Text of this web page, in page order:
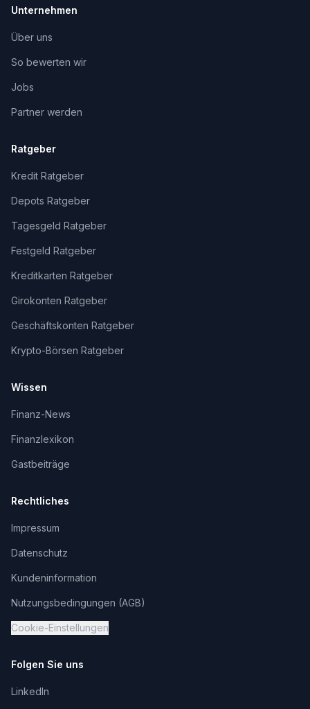
Unternehmen
Über uns
So bewerten wir
Jobs
Partner werden
Ratgeber
Kredit Ratgeber
Depots Ratgeber
Tagesgeld Ratgeber
Festgeld Ratgeber
Kreditkarten Ratgeber
Girokonten Ratgeber
Geschäftskonten Ratgeber
Krypto-Börsen Ratgeber
Wissen
Finanz-News
Finanzlexikon
Gastbeiträge
Rechtliches
Impressum
Datenschutz
Kundeninformation
Nutzungsbedingungen (AGB)
Cookie-Einstellungen
Folgen Sie uns
LinkedIn